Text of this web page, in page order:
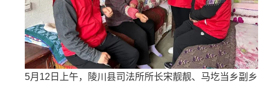
5月12日上午，陵川县司法所所长宋靓靓、马圪当乡副乡